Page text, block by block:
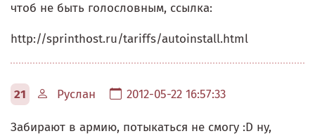
чтоб не быть голословным, ссылка:
http://sprinthost.ru/tariffs/autoinstall.html
21 Руслан 2012-05-22 16:57:33
Забирают в армию, потыкаться не смогу :D ну,